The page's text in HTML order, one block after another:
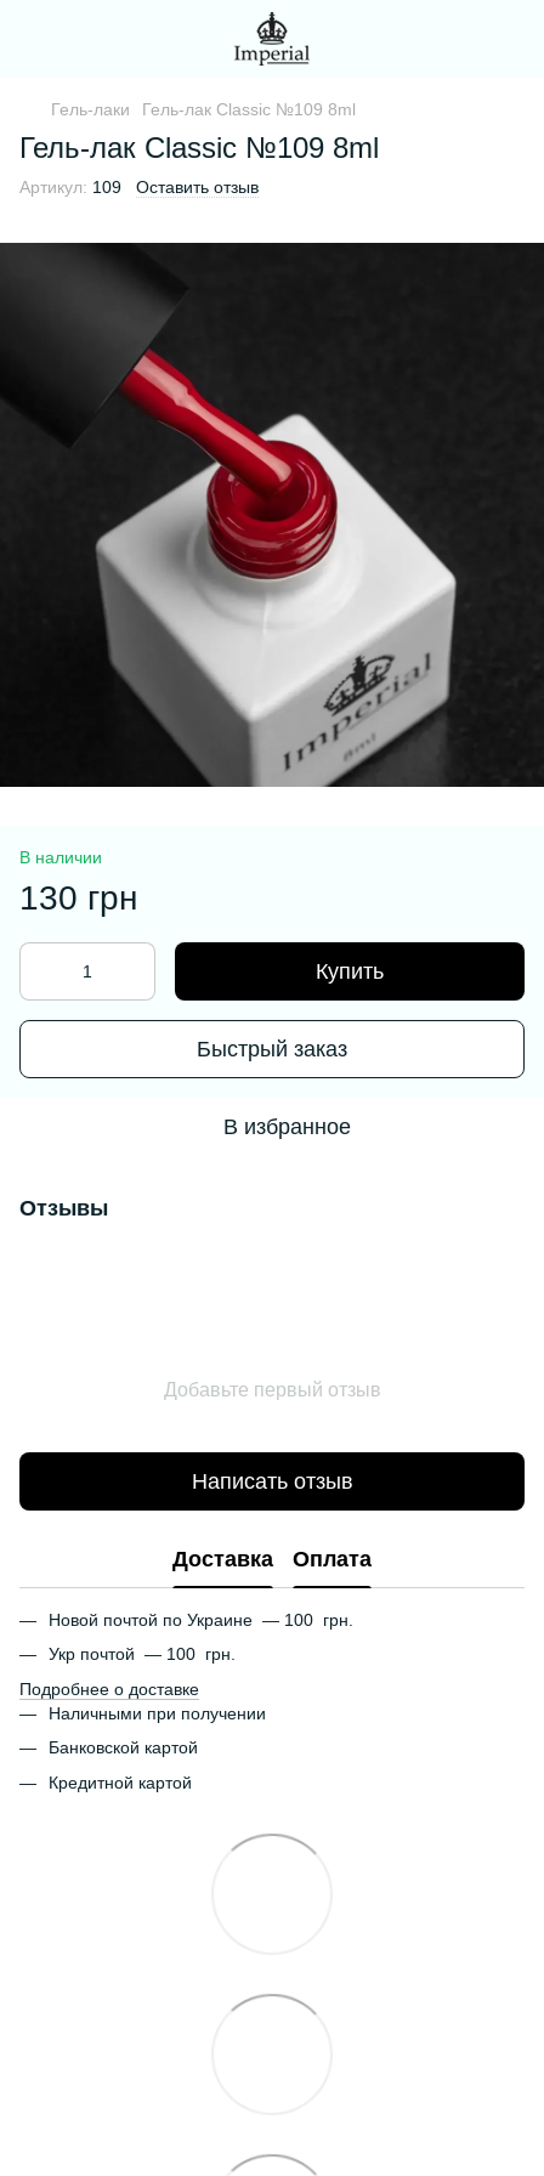
Гель-лаки Гель-лак Classic №109 8ml
Гель-лак Classic №109 8ml
Артикул: 109 Оставить отзыв
В наличии
130 грн
Купить
Быстрый заказ
В избранное
Отзывы
Добавьте первый отзыв
Написать отзыв
Доставка Оплата
Новой почтой по Украине — 100 грн.
Укр почтой — 100 грн.
Подробнее о доставке
Наличными при получении
Банковской картой
Кредитной картой